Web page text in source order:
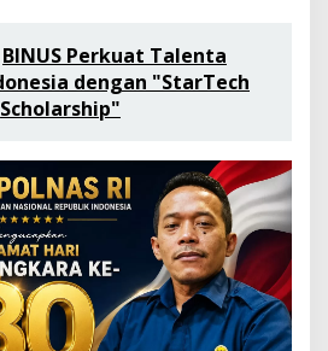
B
t
BINUS Perkuat Talenta
dengan "StarTech
Scholarship"